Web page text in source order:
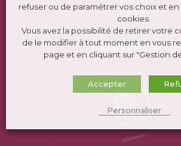
TRANSPORTS
refuser ou de paramétrer vos choix et en
cookies.
Vous avez la possibilité de retirer votre
de le modifier à tout moment en vous
page et en cliquant sur "Gestion
Accepter
Personnaliser